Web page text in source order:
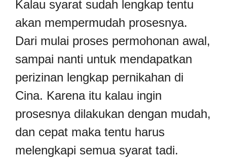
Kalau syarat sudah lengkap tentu
akan mempermudah prosesnya.
Dari mulai proses permohonan awal,
sampai nanti untuk mendapatkan
perizinan lengkap pernikahan di
Cina. Karena itu kalau ingin
prosesnya dilakukan dengan mudah,
dan cepat maka tentu harus
melengkapi semua syarat tadi.